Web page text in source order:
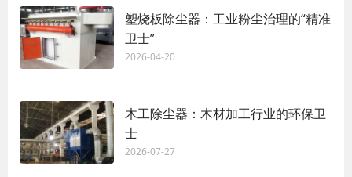
塑烧板除尘器：工业粉尘治理的“精准
卫士”
2026-04-20
木工除尘器：木材加工行业的环保卫
士
2026-07-27